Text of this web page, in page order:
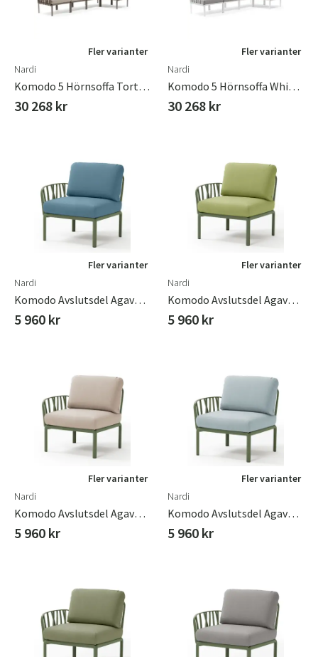
Fler varianter
Nardi
Komodo 5 Hörnsoffa Tortora - Canvas Sunbrella
30 268 kr
Fler varianter
Nardi
Komodo 5 Hörnsoffa White - Grigio
30 268 kr
Fler varianter
Nardi
Komodo Avslutsdel Agave - Adriatic Sunbrella
5 960 kr
Fler varianter
Nardi
Komodo Avslutsdel Agave - Avocado Sunbrella
5 960 kr
Fler varianter
Nardi
Komodo Avslutsdel Agave - Canvas Sunbrella
5 960 kr
Fler varianter
Nardi
Komodo Avslutsdel Agave - Ghiaccio Sunbrella
5 960 kr